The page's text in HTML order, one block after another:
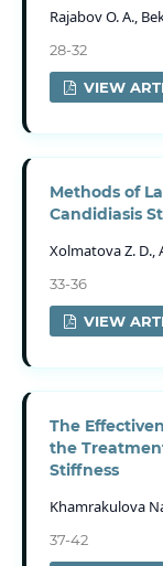
Rajabov O. A.,
28-32
VIEW
Methods of
Candidiasis
Xolmatova Z. D.,
33-36
VIEW
The
the
Stiffness
Khamrakulova
37-42